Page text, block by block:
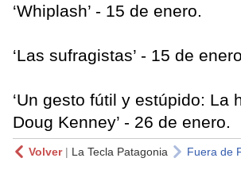
‘Whiplash’ - 15 de enero.
‘Las sufragistas’ - 15 de enero.
‘Un gesto fútil y estúpido: La
Doug Kenney’ - 26 de enero.
Volver| La Tecla Patagonia Fuera de